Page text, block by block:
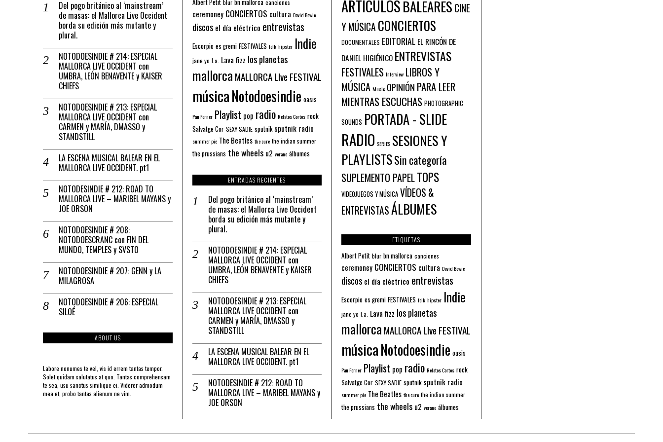
Del pogo británico al ‘mainstream’
de masas: el Mallorca Live Occident
borda su edición más mutante y
plural.
NOTODOESINDIE # 214: ESPECIAL
MALLORCA LIVE OCCIDENT con
UMBRA, LEÓN BENAVENTE y KAISER
CHIEFS
NOTODOESINDIE # 213: ESPECIAL
MALLORCA LIVE OCCIDENT con
CARMEN y MARÍA, DMASSO y
STANDSTILL
LA ESCENA MUSICAL BALEAR EN EL
MALLORCA LIVE OCCIDENT. pt1
NOTODESINDIE # 212: ROAD TO
MALLORCA LIVE – MARIBEL MAYANS y
JOE ORSON
NOTODOESINDIE # 208:
NOTODOESCRANC con FIN DEL
MUNDO, TEMPLES y SVSTO
NOTODOESINDIE # 207: GENN y LA
MILAGROSA
NOTODOESINDIE # 206: ESPECIAL
SILOÉ
ABOUT US
Labore nonumes te vel, vis id errem tantas tempor.
Solet quidam salutatus at quo. Tantas comprehensam
te sea, usu sanctus similique ei. Viderer admodum
mea et, probo tantas alienum ne vim.
blur canciones
ceremoney CONCIERTOS cultura David Bowie
discos el día eléctrico entrevistas
Escorpio es gremi FESTIVALES folk hipster Indie
jane yo l.a. Lava fizz los planetas
mallorca MALLORCA LIve FESTIVAL
músicaNotodoesindie oasis
Pau Forner Playlist pop radio Relatos Cortos rock
Salvatge Cor SEXY SADIE sputnik sputnik radio
summer pie The Beatles the cure the indian summer
the prussians the wheels u2 verano álbumes
ENTRADAS RECIENTES
Del pogo británico al ‘mainstream’
de masas: el Mallorca Live Occident
borda su edición más mutante y
plural.
NOTODOESINDIE # 214: ESPECIAL
MALLORCA LIVE OCCIDENT con
UMBRA, LEÓN BENAVENTE y KAISER
CHIEFS
NOTODOESINDIE # 213: ESPECIAL
MALLORCA LIVE OCCIDENT con
CARMEN y MARÍA, DMASSO y
STANDSTILL
LA ESCENA MUSICAL BALEAR EN EL
MALLORCA LIVE OCCIDENT. pt1
NOTODESINDIE # 212: ROAD TO
MALLORCA LIVE – MARIBEL MAYANS y
JOE ORSON
ARTÍCULOSBALEARES CINE
Y MÚSICA CONCIERTOS
DOCUMENTALES EDITORIAL EL RINCÓN DE
DANIEL HIGIÉNICO ENTREVISTAS
FESTIVALES Interview LIBROS Y
MÚSICA Music OPINIÓN PARA LEER
MIENTRAS ESCUCHAS PHOTOGRAPHIC
SOUNDS PORTADA - SLIDE
RADIO SERIES SESIONES Y
PLAYLISTSSin categoría
SUPLEMENTO PAPELTOPS
VIDEOJUEGOS Y MÚSICA VÍDEOS &
ENTREVISTASÁLBUMES
ETIQUETAS
Albert Petit blur bn mallorca canciones
ceremoney CONCIERTOS cultura David Bowie
discos el día eléctrico entrevistas
Escorpio es gremi FESTIVALES folk hipster Indie
jane yo l.a. Lava fizz los planetas
mallorca MALLORCA LIve FESTIVAL
músicaNotodoesindie oasis
Pau Forner Playlist pop radio Relatos Cortos rock
Salvatge Cor SEXY SADIE sputnik sputnik radio
summer pie The Beatles the cure the indian summer
the prussians the wheels u2 verano álbumes